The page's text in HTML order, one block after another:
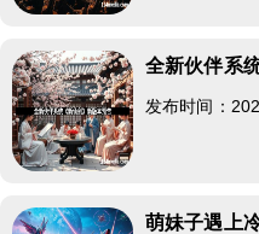
全新伙伴系
发布时间：
萌妹子遇上